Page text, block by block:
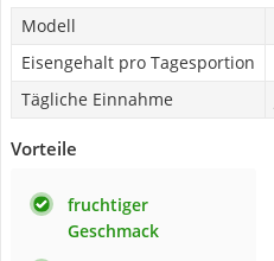
Modell
Eisengehalt pro Tagesportion
Tägliche Einnahme
Vorteile
fruchtiger
Geschmack